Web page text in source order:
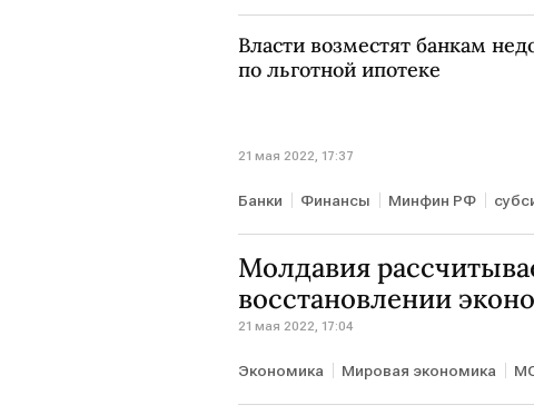
Власти возместят банкам
по льготной ипотеке
21 мая 2022, 17:37
Банки Финансы Минфин РФ
Молдавия
восстановлении
21 мая 2022, 17:04
Экономика Мировая экономика